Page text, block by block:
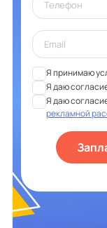
Я принимаю
Я даю
Я даю
рекламной